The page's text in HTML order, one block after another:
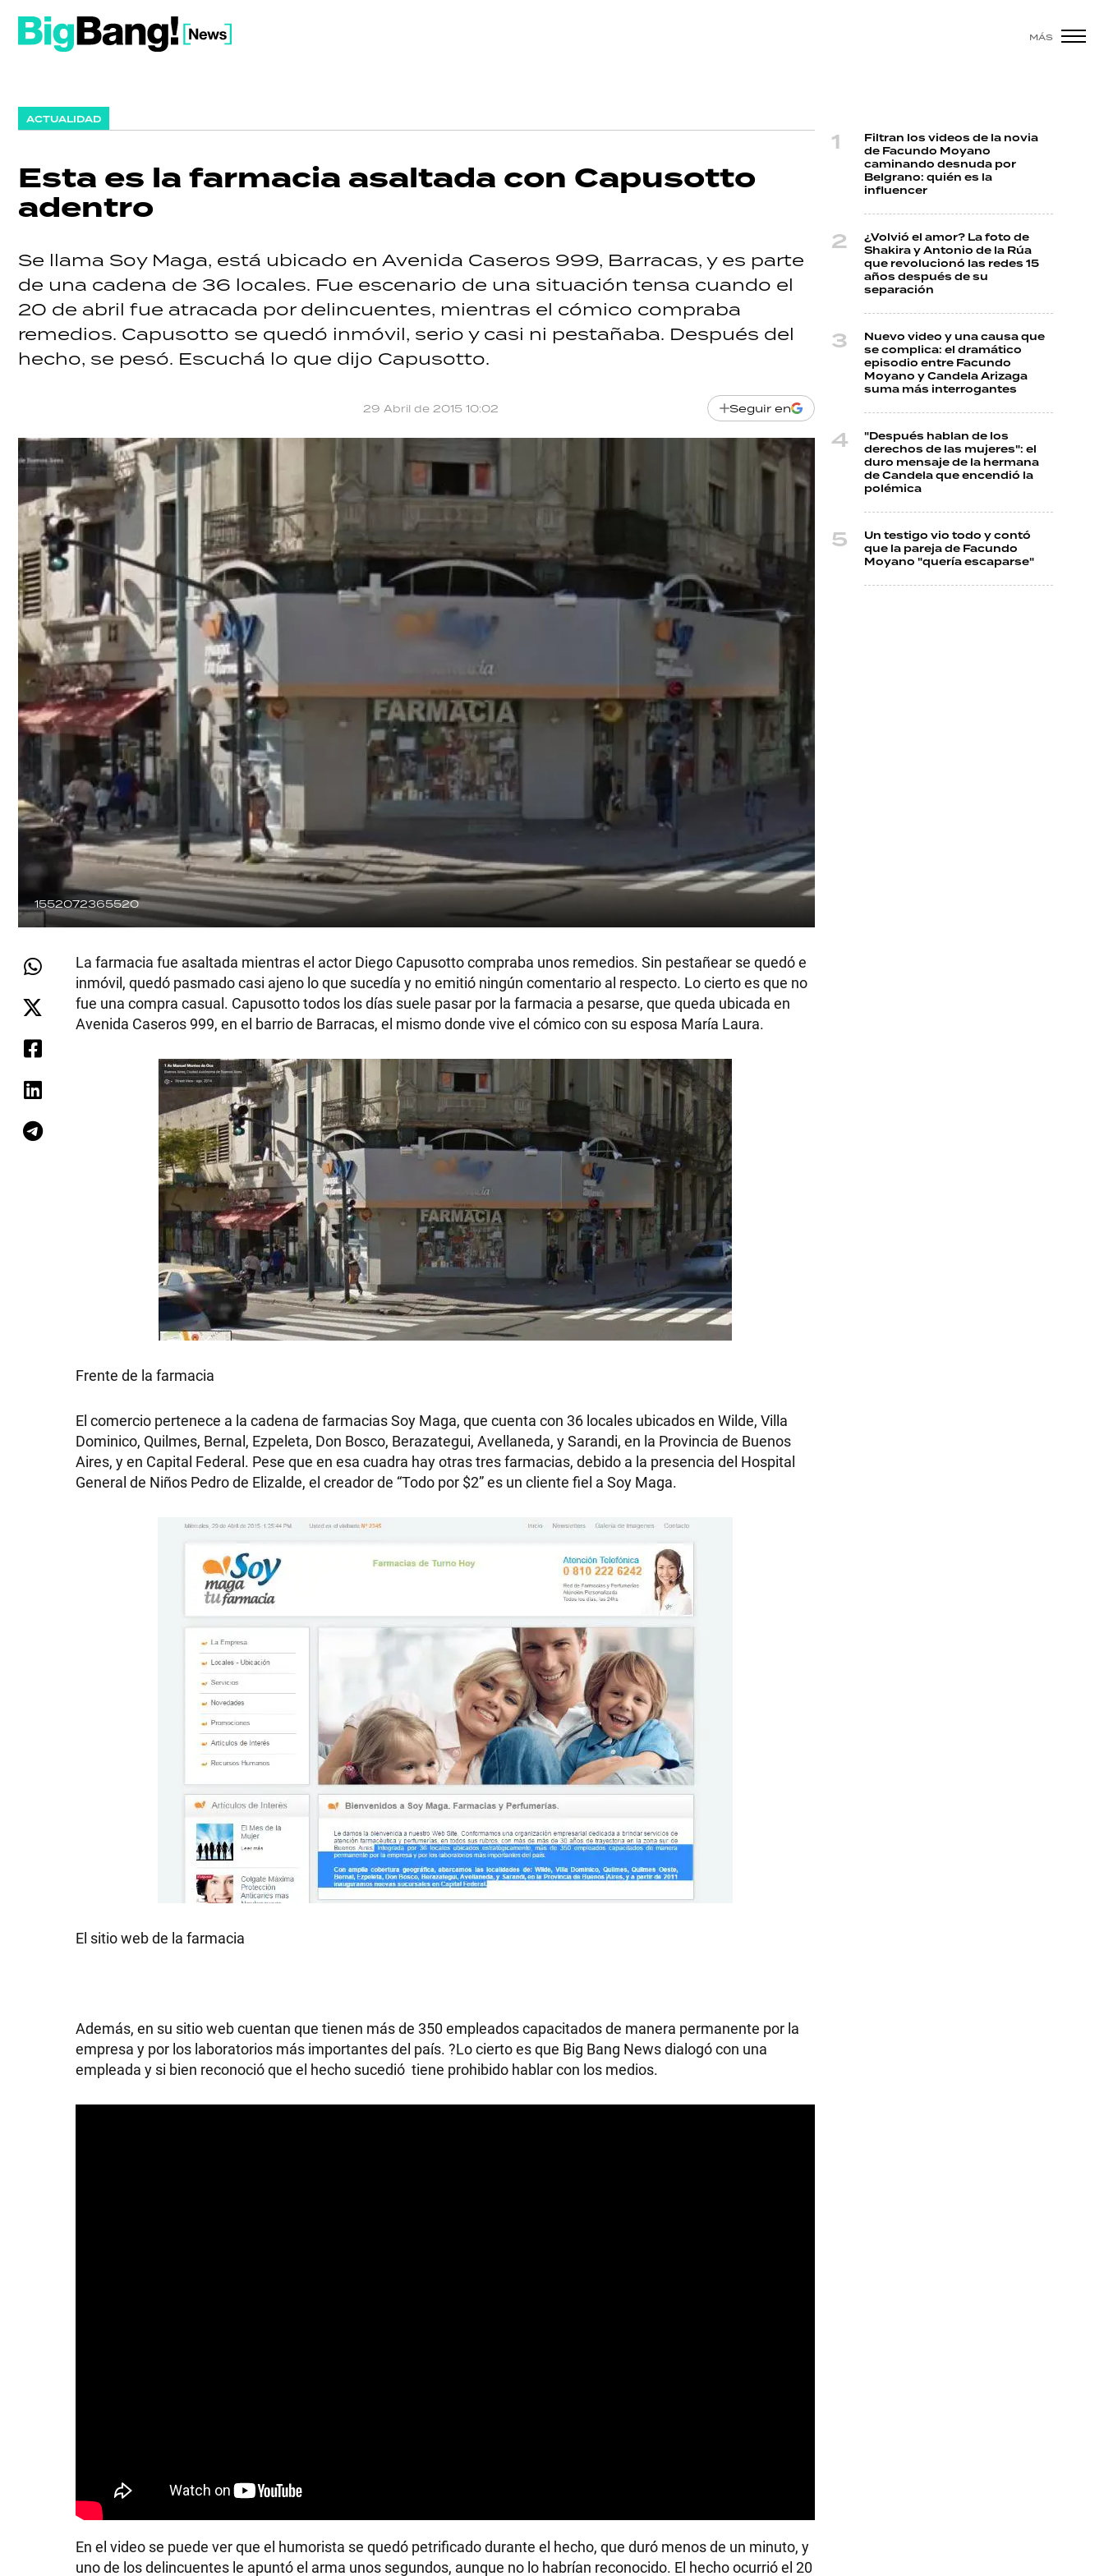
MÁS
ACTUALIDAD
Esta es la farmacia asaltada con Capusotto
adentro
Se llama Soy Maga, está ubicado en Avenida Caseros 999, Barracas, y es parte
de una cadena de 36 locales. Fue escenario de una situación tensa cuando el
20 de abril fue atracada por delincuentes, mientras el cómico compraba
remedios. Capusotto se quedó inmóvil, serio y casi ni pestañaba. Después del
hecho, se pesó. Escuchá lo que dijo Capusotto.
29 Abril de 2015 10:02 Seguir en
1552072365520
La farmacia fue asaltada mientras el actor Diego Capusotto compraba unos remedios. Sin pestañear se quedó e
inmóvil, quedó pasmado casi ajeno lo que sucedía y no emitió ningún comentario al respecto. Lo cierto es que no
fue una compra casual. Capusotto todos los días suele pasar por la farmacia a pesarse, que queda ubicada en
Avenida Caseros 999, en el barrio de Barracas, el mismo donde vive el cómico con su esposa María Laura.
Frente de la farmacia
El comercio pertenece a la cadena de farmacias Soy Maga, que cuenta con 36 locales ubicados en Wilde, Villa
Dominico, Quilmes, Bernal, Ezpeleta, Don Bosco, Berazategui, Avellaneda, y Sarandi, en la Provincia de Buenos
Aires, y en Capital Federal. Pese que en esa cuadra hay otras tres farmacias, debido a la presencia del Hospital
General de Niños Pedro de Elizalde, el creador de “Todo por $2” es un cliente fiel a Soy Maga.
El sitio web de la farmacia
Además, en su sitio web cuentan que tienen más de 350 empleados capacitados de manera permanente por la
empresa y por los laboratorios más importantes del país. ?Lo cierto es que Big Bang News dialogó con una
empleada y si bien reconoció que el hecho sucedió tiene prohibido hablar con los medios.
En el video se puede ver que el humorista se quedó petrificado durante el hecho, que duró menos de un minuto, y
uno de los delincuentes le apuntó el arma unos segundos, aunque no lo habrían reconocido. El hecho ocurrió el 20
Filtran los videos de la novia
de Facundo Moyano
caminando desnuda por
Belgrano: quién es la
influencer
¿Volvió el amor? La foto de
Shakira y Antonio de la Rúa
que revolucionó las redes 15
años después de su
separación
Nuevo video y una causa que
se complica: el dramático
episodio entre Facundo
Moyano y Candela Arizaga
suma más interrogantes
"Después hablan de los
derechos de las mujeres": el
duro mensaje de la hermana
de Candela que encendió la
polémica
Un testigo vio todo y contó
que la pareja de Facundo
Moyano "quería escaparse"
POLÍTICA
ACTUALIDAD
POLICIALES
ECONOMÍA
HERMANO
DEPORTES
TECNOLOGÍA
RECETAS
PALABRAS
HORÓSCOPO
Seguinos